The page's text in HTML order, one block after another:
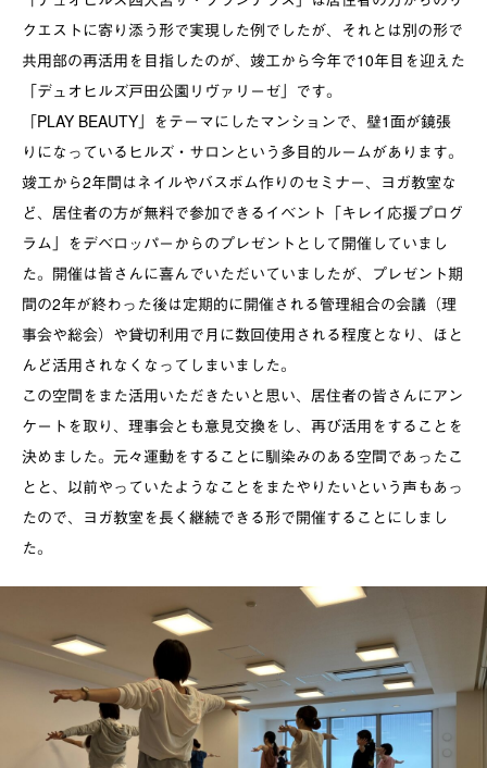
クエストに寄り添う形で実現した例でしたが、それとは別の形で
共用部の再活用を目指したのが、竣工から今年で10年目を迎えた
「デュオヒルズ戸田公園リヴァリーゼ」です。
「PLAY BEAUTY」をテーマにしたマンションで、壁1面が鏡張
りになっているヒルズ・サロンという多目的ルームがあります。
竣工から2年間はネイルやバスボム作りのセミナー、ヨガ教室な
ど、居住者の方が無料で参加できるイベント「キレイ応援プログ
ラム」をデベロッパーからのプレゼントとして開催していまし
た。開催は皆さんに喜んでいただいていましたが、プレゼント期
間の2年が終わった後は定期的に開催される管理組合の会議（理
事会や総会）や貸切利用で月に数回使用される程度となり、ほと
んど活用されなくなってしまいました。
この空間をまた活用いただきたいと思い、居住者の皆さんにアン
ケートを取り、理事会とも意見交換をし、再び活用をすることを
決めました。元々運動をすることに馴染みのある空間であったこ
とと、以前やっていたようなことをまたやりたいという声もあっ
たので、ヨガ教室を長く継続できる形で開催することにしまし
た。